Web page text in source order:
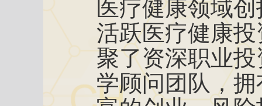
医疗健康领域
活跃医疗健康
聚了资深职业
学顾问团队，